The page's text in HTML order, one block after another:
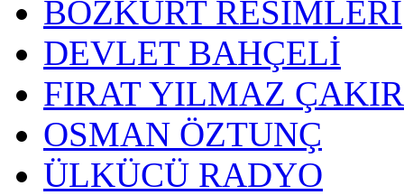
BOZKURT RESİMLERİ
DEVLET BAHÇELİ
FIRAT YILMAZ
OSMAN ÖZTUNÇ
ÜLKÜCÜ RADYO